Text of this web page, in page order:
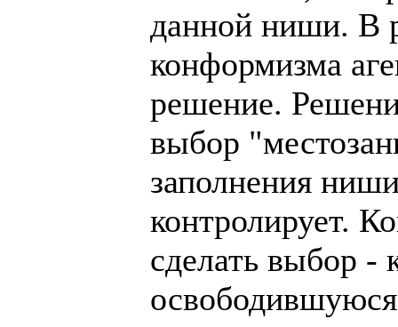
данной ниши. В
конформизма
решение.
выбор
заполнения
контролирует.
сделать выбор -